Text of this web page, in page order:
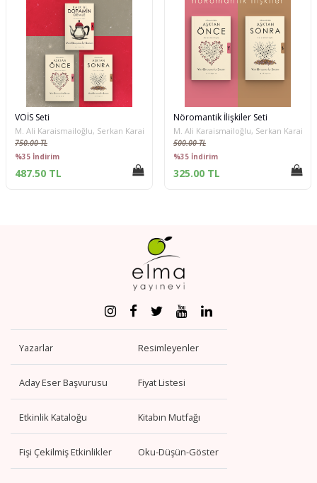
VOİS Seti
M. Ali Karaismailoğlu, Serkan Karaismailoğlu
750.00 TL
%35 İndirim
487.50 TL
Nöromantik İlişkiler Seti
M. Ali Karaismailoğlu, Serkan
500.00 TL
%35 İndirim
325.00 TL
Yazarlar Resimleyenler
Aday Eser Başvurusu Fiyat Listesi
Etkinlik Kataloğu Kitabın Mutfağı
Fişi Çekilmiş Etkinlikler Oku-Düşün-Göster